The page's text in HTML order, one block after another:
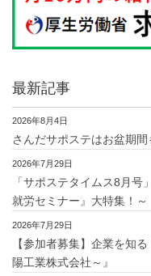
最新記事
2026年8月4日
さんだサポステはお盆期間
2026年7月29日
「サポステタイムス8月
就労セミナー』大特集！～
2026年7月29日
【参加者募集】企業を知
陽工業株式会社～』